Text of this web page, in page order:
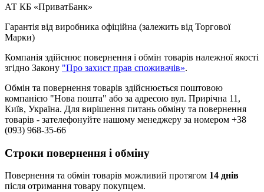
АТ КБ «ПриватБанк»
Гарантія від виробника офіційна (залежить від Торгової
Марки)
Компанія здійснює повернення і обмін товарів належної якості
згідно Закону "Про захист прав споживачів».
Обмін та повернення товарів здійснюється поштовою
компанією "Нова пошта" або за адресою вул. Прирічна 11,
Київ, Україна. Для вирішення питань обміну та повернення
товарів - зателефонуйте нашому менеджеру за номером +38
(093) 968-35-66
Строки повернення і обміну
Повернення та обмін товарів можливий протягом 14 днів
після отримання товару покупцем.